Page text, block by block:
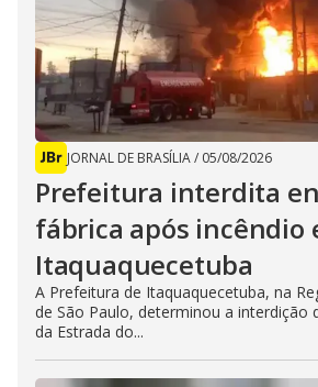
JORNAL DE BRASÍLIA/ 05/08/2026
Prefeitura interdita
fábrica após incêndio
Itaquaquecetuba
A Prefeitura de Itaquaquecetuba, na
de São Paulo, determinou a interdição
da Estrada do...